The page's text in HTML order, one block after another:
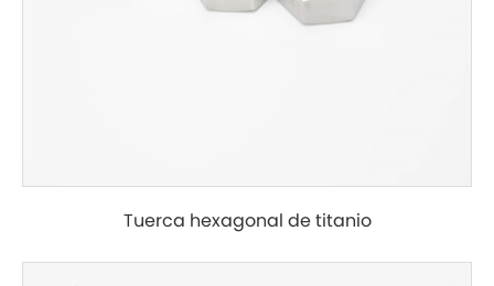
Tuerca hexagonal de titanio